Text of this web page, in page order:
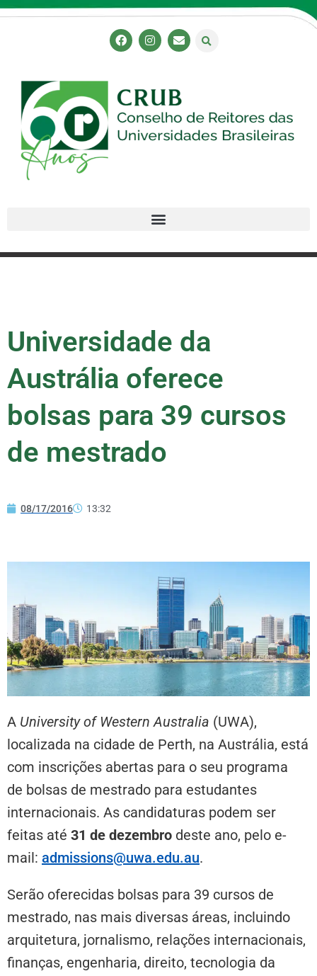
Universidade da
Austrália oferece
bolsas para 39 cursos
de mestrado
08/17/2016 13:32
A University of Western Australia (UWA),
localizada na cidade de Perth, na Austrália, está
com inscrições abertas para o seu programa
de bolsas de mestrado para estudantes
internacionais. As candidaturas podem ser
feitas até 31 de dezembro deste ano, pelo e-
mail: admissions@uwa.edu.au.
Serão oferecidas bolsas para 39 cursos de
mestrado, nas mais diversas áreas, incluindo
arquitetura, jornalismo, relações internacionais,
finanças, engenharia, direito, tecnologia da